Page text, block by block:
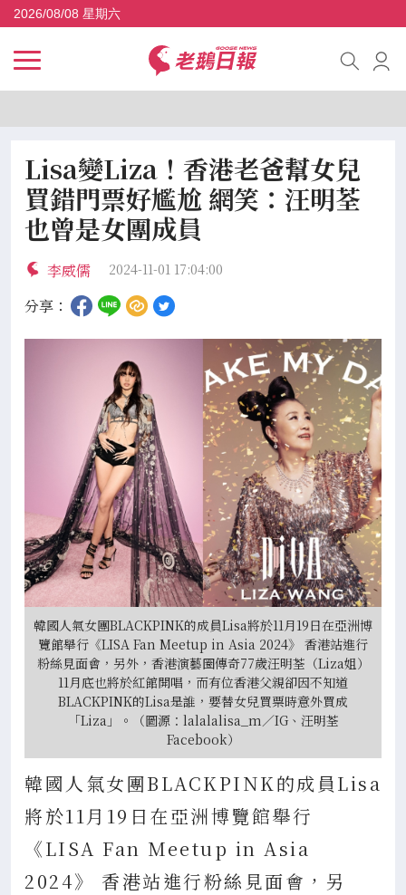
2026/08/08 星期六
Lisa變Liza！香港老爸幫女兒
買錯門票好尷尬 網笑：汪明荃
也曾是女團成員
李威儒 2024-11-01 17:04:00
分享：
韓國人氣女團BLACKPINK的成員Lisa將於11月19日在亞洲博
覽館舉行《LISA Fan Meetup in Asia 2024》 香港站進行
粉絲見面會，另外，香港演藝圈傳奇77歲汪明荃（Liza姐）
11月底也將於紅館開唱，而有位香港父親卻因不知道
BLACKPINK的Lisa是誰，要替女兒買票時意外買成
「Liza」。（圖源：lalalalisa_m／IG、汪明荃
Facebook）
韓國人氣女團BLACKPINK的成員Lisa
將於11月19日在亞洲博覽館舉行
《LISA Fan Meetup in Asia
2024》 香港站進行粉絲見面會，另